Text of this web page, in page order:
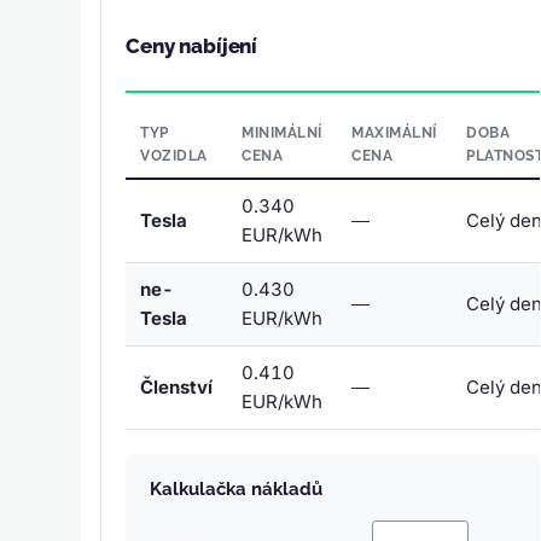
Ceny nabíjení
TYP
VOZIDLA
MINIMÁLNÍ
CENA
MAXIMÁLNÍ
CENA
DOBA
PLATNOSTI
Tesla
0.340
EUR/kWh
— Celý den
ne-
Tesla
0.430
EUR/kWh
— Celý den
Členství
0.410
EUR/kWh
— Celý den
Kalkulačka nákladů